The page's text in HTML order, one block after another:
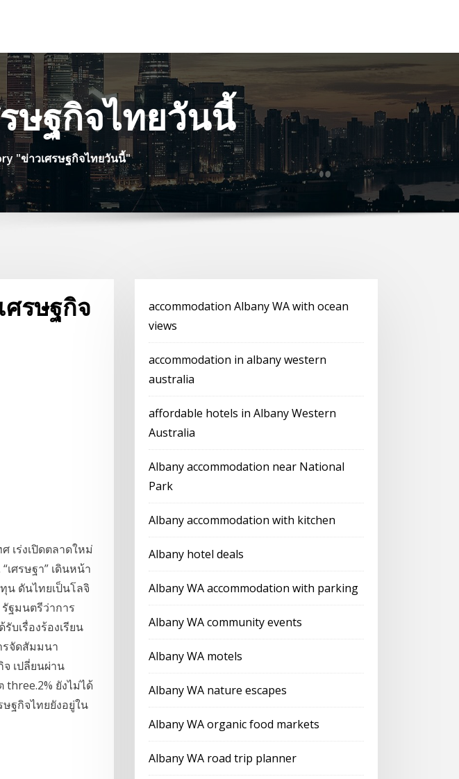
ษฐกิจไทยวันนี้
"ข่าวเศรษฐกิจไทยวันนี้"
ศรษฐกิจ
เร่งเปิดตลาดใหม่
ศรษฐา” เดินหน้า
น ดันไทยเป็นโลจิ
ฐมนตรีว่าการ
บเรื่องร้องเรียน
รจัดสัมมนา
เปลี่ยนผ่าน
three.2% ยังไม่ได้
ฐกิจไทยยังอยู่ใน
accommodation Albany WA with ocean
views
accommodation in albany western
australia
affordable hotels in Albany Western
Australia
Albany accommodation near National
Park
Albany accommodation with kitchen
Albany hotel deals
Albany WA accommodation with parking
Albany WA community events
Albany WA motels
Albany WA nature escapes
Albany WA organic food markets
Albany WA road trip planner